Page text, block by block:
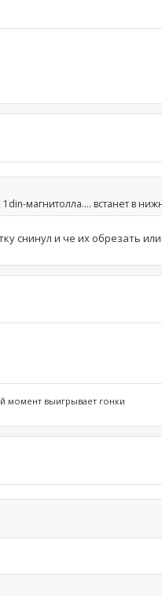
магнитолла.... встанет в
снинул и че их обрезать или
момент выигрывает гонки